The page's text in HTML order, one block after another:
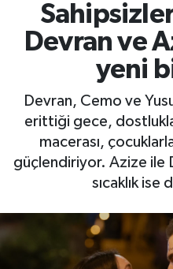
Devran ve
yeni
Devran, Cemo ve
erittiği gece,
macerası,
güçlendiriyor. Azize ile
sıcaklık ise